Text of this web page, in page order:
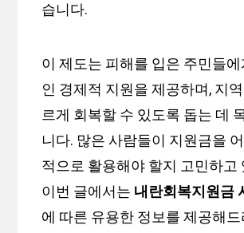
습니다.
이 제도는 피해를 입은 주민들에
인 경제적 지원을 제공하며, 지
르게 회복할 수 있도록 돕는 데
니다. 많은 사람들이 지원금을
적으로 활용해야 할지 고민하고
이번 글에서는 내란회복지원금
에 따른 유용한 정보를 제공해드